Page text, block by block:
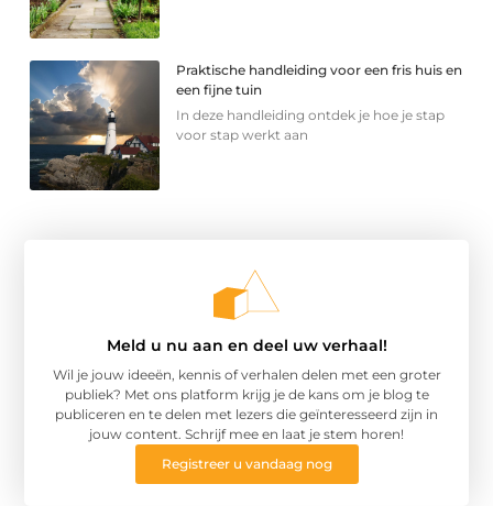
Praktische handleiding voor een fris huis en
een fijne tuin
In deze handleiding ontdek je hoe je stap
voor stap werkt aan
Meld u nu aan en deel uw verhaal!
Wil je jouw ideeën, kennis of verhalen delen met een groter
publiek? Met ons platform krijg je de kans om je blog te
publiceren en te delen met lezers die geïnteresseerd zijn in
jouw content. Schrijf mee en laat je stem horen!
Registreer u vandaag nog